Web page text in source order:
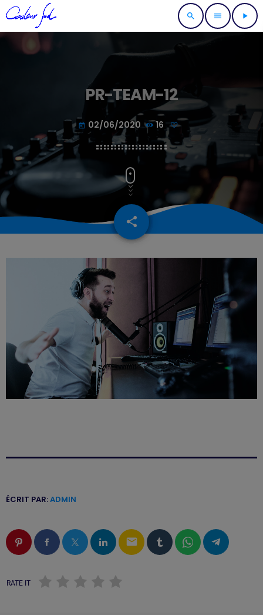
search menu play_arrow
PR-TEAM-12
today 02/06/2020 16
share
email
ÉCRIT PAR:ADMIN
email
RATE IT